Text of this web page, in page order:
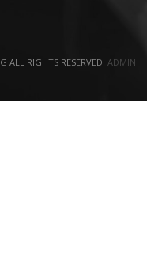
ALL RIGHTS RESERVED. ADMIN